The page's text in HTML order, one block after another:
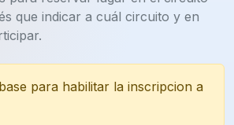
que indicar a cuál circuito y en
para habilitar la inscripcion a